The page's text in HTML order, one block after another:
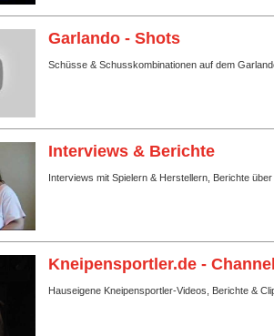
Garlando - Shots
Schüsse & Schusskombinationen auf dem
Interviews & Berichte
Interviews mit Spielern & Herstellern, Berichte
Kneipensportler.de -
Hauseigene Kneipensportler-Videos, Berichte &